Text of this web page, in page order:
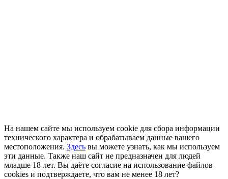
На нашем сайте мы используем cookie для сбора информации
технического характера и обрабатываем данные вашего
местоположения. Здесь вы можете узнать, как мы используем
эти данные. Также наш сайт не предназначен для людей
младше 18 лет. Вы даёте согласие на использование файлов
cookies и подтверждаете, что вам не менее 18 лет?